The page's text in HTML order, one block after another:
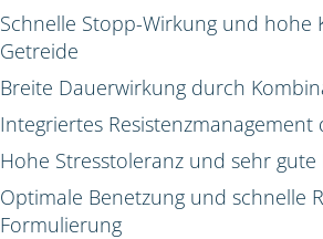
Schnelle Stopp-Wirkung und hohe
Getreide
Breite Dauerwirkung durch
Integriertes
Hohe Stresstoleranz und sehr
Optimale Benetzung und schnelle
Formulierung